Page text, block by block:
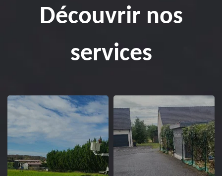
Découvrir nos
services